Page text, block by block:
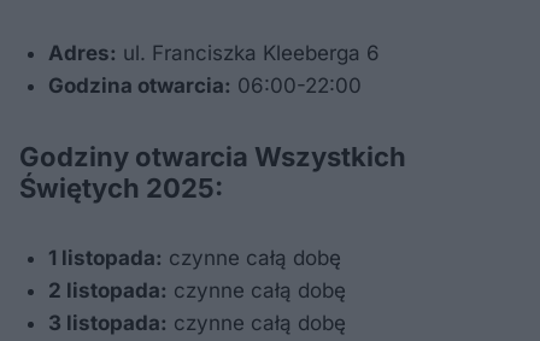
Adres: ul. Franciszka Kleeberga 6
Godzina otwarcia: 06:00-22:00
Godziny otwarcia Wszystkich
Świętych 2025:
1 listopada: czynne całą dobę
2 listopada: czynne całą dobę
3 listopada: czynne całą dobę